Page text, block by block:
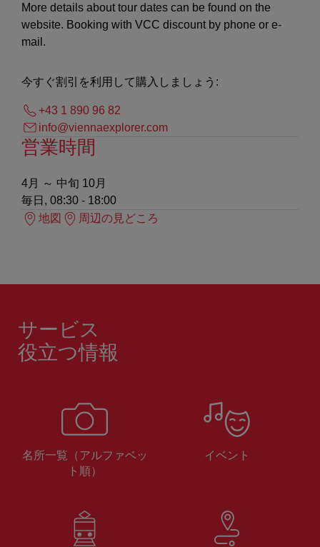
More details about tour dates can be found on the
website. Booking with VCC discount by phone or e-
mail.
今すぐ割引を利用して購入しましょう:
+43 1 890 96 82
info@viennaexplorer.com
営業時間
4月 ～ 中旬 10月
毎日, 08:30 - 18:00
地図
周辺の見どころ
サービス
役立つ情報
名所一覧（アルファベッ
ト順）
イベント